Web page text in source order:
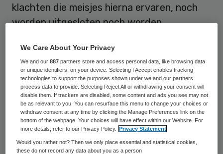
klachten die meisjes hierna ervaren, noch
worden uitgesloten noch worden
onverklaarbare langdurige klachten” en de
impact daarvan.
Sinds de start van het
Rijksvaccinatieprogramma met het HPV-
vaccin Cervarix heeftLareb1271 klachten
ontvangen. Omgerekend is dit ongeveer vijf
per 10 duizend gevaccineerde meisjes. Van
We Care About Your Privacy
We and our887 partners store and access personal data, like browsing data
or unique identifiers, on your device. Selecting I Accept enables tracking
technologies to support the purposes shown under we and our partners
process data to provide. Selecting Reject All or withdrawing your consent will
disable them. If trackers are disabled, some content and ads you see may not
be as relevant to you. You can resurface this menu to change your choices or
withdraw consent at any time by clicking the Manage Preferences link on the
bottom of the webpage. Your choices will have effect within our Website. For
more details, refer to our Privacy Policy.
Privacy Statement
Would you rather not? Then we only place essential and statistical cookies,
these do not record any data about you as a person